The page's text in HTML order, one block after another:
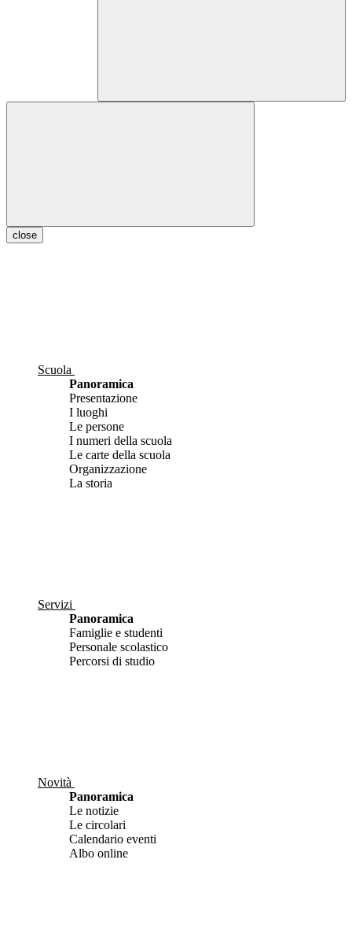
close
Scuola
Panoramica
Presentazione
I luoghi
Le persone
I numeri della scuola
Le carte della scuola
Organizzazione
La storia
Servizi
Panoramica
Famiglie e studenti
Personale scolastico
Percorsi di studio
Novità
Panoramica
Le notizie
Le circolari
Calendario eventi
Albo online